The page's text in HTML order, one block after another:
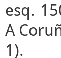
esq.
A
1).